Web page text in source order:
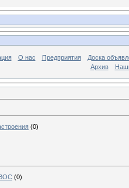
О нас Предприятия
Доска
Архив
(0)
(0)